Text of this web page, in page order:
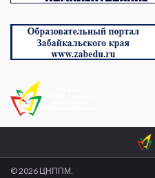
© 2026 ЦНППМ.